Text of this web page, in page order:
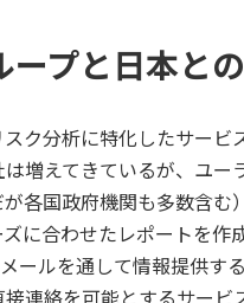
プと日本と
ク分析に特化したサー
増えてきているが、ユ
各国政府機関も多数含
に合わせたレポートを
ールを通して情報提供
連絡を可能とするサービ